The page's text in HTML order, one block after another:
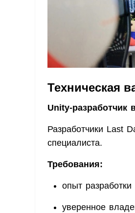
Техническая
Unity-разработчик
Разработчики Last
специалиста.
Требования:
опыт
уверенное